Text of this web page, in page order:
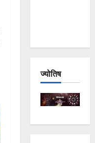
ज्योतिष